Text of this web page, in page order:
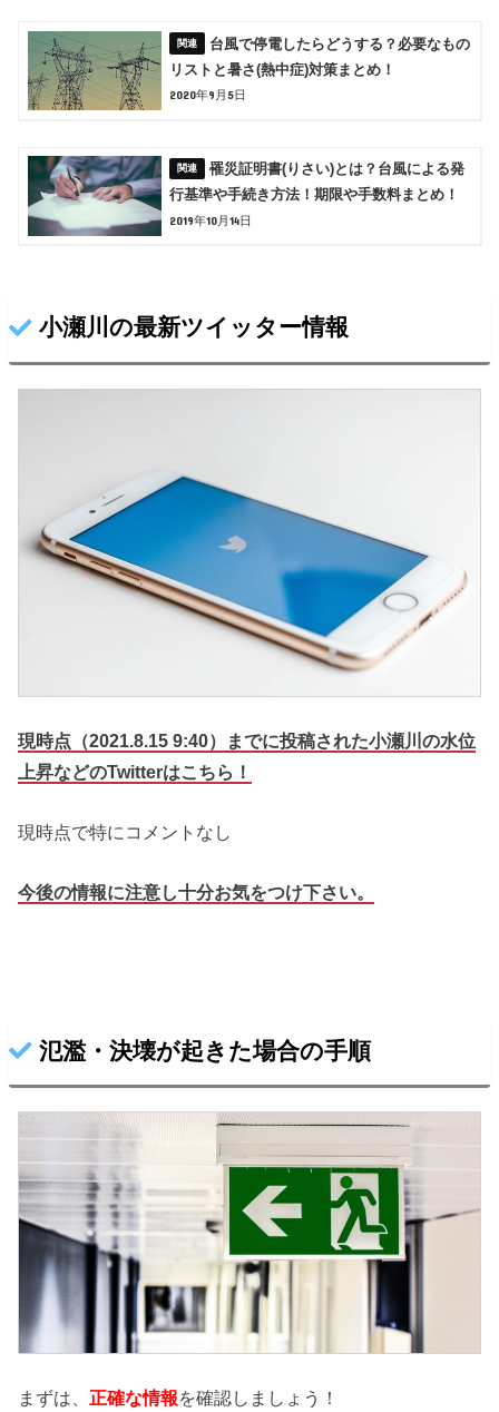
台風で停電したらどうする？必要なもの
リストと暑さ(熱中症)対策まとめ！
2020年9月5日
罹災証明書(りさい)とは？台風による発
行基準や手続き方法！期限や手数料まとめ！
2019年10月14日
小瀬川の最新ツイッター情報
現時点（2021.8.15 9:40）までに投稿された小瀬川の水位
上昇などのTwitterはこちら！
現時点で特にコメントなし
今後の情報に注意し十分お気をつけ下さい。
氾濫・決壊が起きた場合の手順
まずは、 正確な情報を確認しましょう！